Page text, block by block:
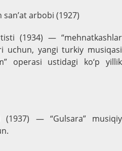
san’at arbobi (1927)
(1934) — “mehnatkashlar
uchun, yangi turkiy musiqasi
operasi ustidagi ko‘p yillik
(1937) — “Gulsara” musiqiy